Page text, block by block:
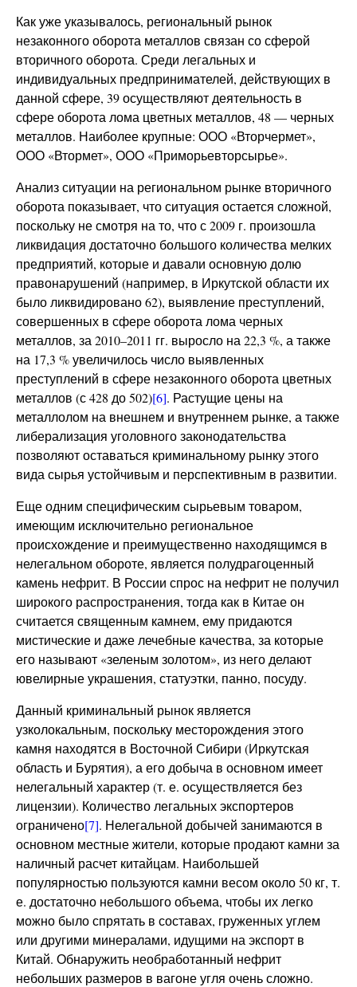
Как уже указывалось, региональный рынок
незаконного оборота металлов связан со сферой
вторичного оборота. Среди легальных и
индивидуальных предпринимателей, действующих в
данной сфере, 39 осуществляют деятельность в
сфере оборота лома цветных металлов, 48 — черных
металлов. Наиболее крупные: ООО «Вторчермет»,
ООО «Втормет», ООО «Приморьевторсырье».
Анализ ситуации на региональном рынке вторичного
оборота показывает, что ситуация остается сложной,
поскольку не смотря на то, что с 2009 г. произошла
ликвидация достаточно большого количества мелких
предприятий, которые и давали основную долю
правонарушений (например, в Иркутской области их
было ликвидировано 62), выявление преступлений,
совершенных в сфере оборота лома черных
металлов, за 2010–2011 гг. выросло на 22,3 %, а также
на 17,3 % увеличилось число выявленных
преступлений в сфере незаконного оборота цветных
металлов (с 428 до 502)[6]. Растущие цены на
металлолом на внешнем и внутреннем рынке, а также
либерализация уголовного законодательства
позволяют оставаться криминальному рынку этого
вида сырья устойчивым и перспективным в развитии.
Еще одним специфическим сырьевым товаром,
имеющим исключительно региональное
происхождение и преимущественно находящимся в
нелегальном обороте, является полудрагоценный
камень нефрит. В России спрос на нефрит не получил
широкого распространения, тогда как в Китае он
считается священным камнем, ему придаются
мистические и даже лечебные качества, за которые
его называют «зеленым золотом», из него делают
ювелирные украшения, статуэтки, панно, посуду.
Данный криминальный рынок является
узколокальным, поскольку месторождения этого
камня находятся в Восточной Сибири (Иркутская
область и Бурятия), а его добыча в основном имеет
нелегальный характер (т. е. осуществляется без
лицензии). Количество легальных экспортеров
ограничено[7]. Нелегальной добычей занимаются в
основном местные жители, которые продают камни за
наличный расчет китайцам. Наибольшей
популярностью пользуются камни весом около 50 кг, т.
е. достаточно небольшого объема, чтобы их легко
можно было спрятать в составах, груженных углем
или другими минералами, идущими на экспорт в
Китай. Обнаружить необработанный нефрит
небольших размеров в вагоне угля очень сложно.